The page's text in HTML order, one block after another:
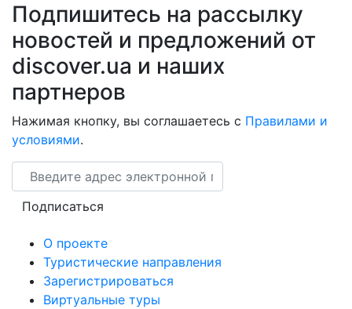
Подпишитесь на рассылку
новостей и предложений от
discover.ua и наших
партнеров
Нажимая кнопку, вы соглашаетесь с Правилами и
условиями.
Email
Подписаться
О проекте
Туристические направления
Зарегистрироваться
Виртуальные туры